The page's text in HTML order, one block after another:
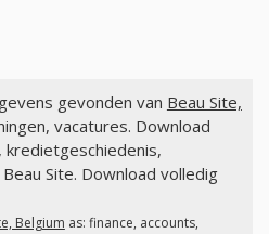
gevonden van Beau Site,
vacatures. Download
Site. Download volledig
Belgium as: finance, accounts,